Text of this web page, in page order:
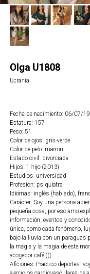
Olga U1808
Ucrania
Fecha de nacimiento: 06/07/
Estatura: 157
Peso: 51
Color de ojos: gris-verde
Color de pelo: marron
Estado civil: divorciada
Hijos: 1 hijo (2013)
Estudios: universidad
Profesión: psiquiatra
Idiomas: inglés (hablado),
Carácter: Soy una persona
pequeña cosa, por eso amo
información, eventos y
única, como cada fenómeno,
bajo la lluvia con un paraguas
la magia y la magia de este
acogedor café.)))
Aficiones: Practico deportes: